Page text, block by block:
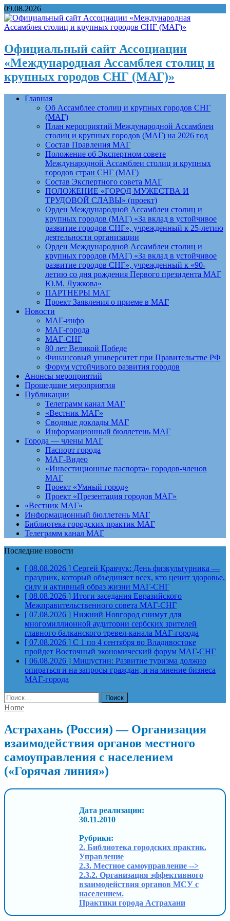
09.08.2026
Официальный сайт Ассоциации
«Международная Ассамблея столиц и
крупных городов СНГ (МАГ)»
Главная
Об Ассамблее столиц и крупных городов СНГ
(МАГ)
План мероприятий Международной Ассамблеи
столиц и крупных городов (МАГ) на 2026 год
Состав Правления МАГ
Положение об Экспертном совете
Международной Ассамблеи столиц и крупных
городов стран СНГ (МАГ)
Состав Экспертного совета МАГ
ПОЛОЖЕНИЕ «ГОРОД МУЖЕСТВА И
ТРУДОВОЙ СЛАВЫ» (проект)
Орден Международной Ассамблеи столиц и
крупных городов (МАГ) «За вклад в устойчивое
развитие городов СНГ», учрежденный к 25-летию
деятельности организации
Орден Международной Ассамблеи столиц и
крупных городов (МАГ) «За вклад в устойчивое
развитие городов СНГ», учрежденный к «90-
летию со дня рождения Первого президента МАГ
Ю.М. Лужкова»
ПАРТНЕРЫ МАГ
Проект Заявления о приеме в МАГ
Новости
МАГ-инфо
МАГ-города
МАГ-СНГ
80 лет Великой Победе
Финансовый университет при Правительстве РФ
Форум устойчивого развития городов
Анонсы мероприятий
Прошедшие мероприятия
Публикации
Телеграмм канал МАГ
«Вестник МАГ»
Сводные доклады МАГ
Информационный бюллетень МАГ
Города — члены МАГ
Паспорт города
МАГ-Видео
«Инвестиционные паспорта» городов-членов
МАГ
Проект «Умный город»
Проект «Презентация городов МАГ»
«Вестник МАГ»
Информационный бюллетень МАГ
Библиотека городских практик МАГ
Телеграмм канал МАГ
Последние новости
[ 08.08.2026 ] Сергей Кравчук: День физкультурника —
праздник, который объединяет всех, кто ценит здоровье,
силу и активный образ жизни МАГ-СНГ
[ 08.08.2026 ] Итоги заседания Евразийского
Межправительственного совета МАГ-СНГ
[ 07.08.2026 ] Нижний Новгород снимут для
многомиллионной аудитории сербских зрителей
главного балканского тревел-канала МАГ-города
[ 07.08.2026 ] С 1 по 4 сентября во Владивостоке
пройдет Восточный экономический форум МАГ-СНГ
[ 06.08.2026 ] Мишустин: Развитие туризма должно
опираться и на запросы граждан, и на мнение бизнеса
МАГ-города
Найти:
Home
Астрахань (Россия) — Организация
взаимодействия органов местного
самоуправления с населением
(«Горячая линия»)
Дата реализации:
30.11.2010
Рубрики:
2. Библиотека городских практик.
Управление
2.3. Местное самоуправление -->
2.3.2. Организация эффективного
взаимодействия органов МСУ с
населением.
Практики города Астрахани